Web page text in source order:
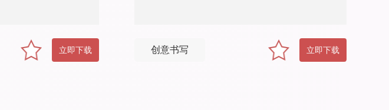
立即下载 创意书写 立即下载